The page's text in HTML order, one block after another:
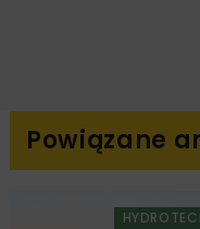
Powiązane